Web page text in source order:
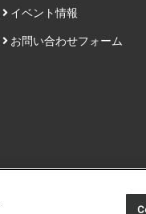
イベント情報
お問い合わせフォーム